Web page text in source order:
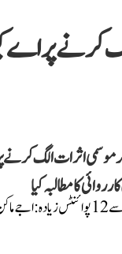
کرنے پر
کا مطالبہ کیا